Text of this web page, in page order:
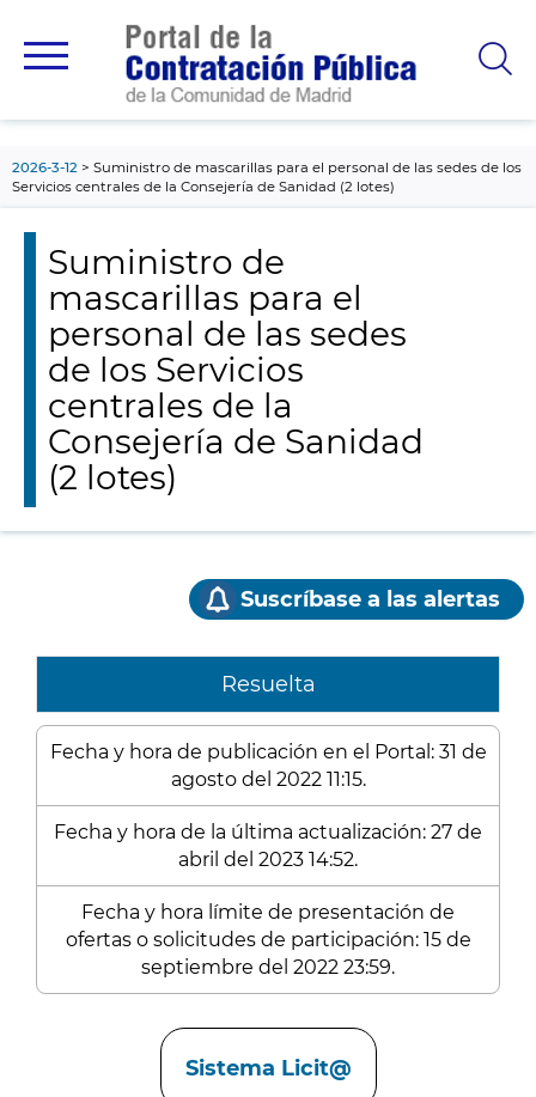
principal
2026-3-12
Suministro de mascarillas para el personal de las sedes de los
Servicios centrales de la Consejería de Sanidad (2 lotes)
Suministro de
mascarillas para el
personal de las sedes
de los Servicios
centrales de la
Consejería de Sanidad
(2 lotes)
Suscríbase a las alertas
Resuelta
Fecha y hora de publicación en el Portal: 31 de
agosto del 2022 11:15.
Fecha y hora de la última actualización: 27 de
abril del 2023 14:52.
Fecha y hora límite de presentación de
ofertas o solicitudes de participación: 15 de
septiembre del 2022 23:59.
Sistema Licit@